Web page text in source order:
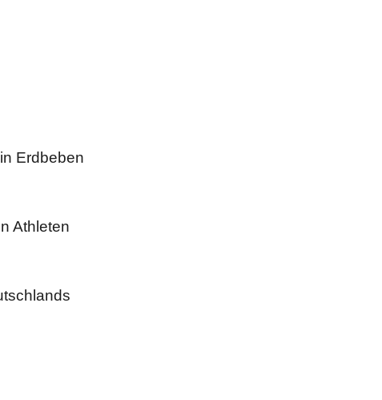
Erdbeben
Athleten